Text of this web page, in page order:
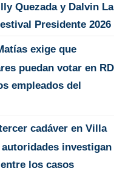
Quezada y Dalvin La
Presidente 2026
exige que
puedan votar en RD
empleados del
cadáver en Villa
investigan
los casos